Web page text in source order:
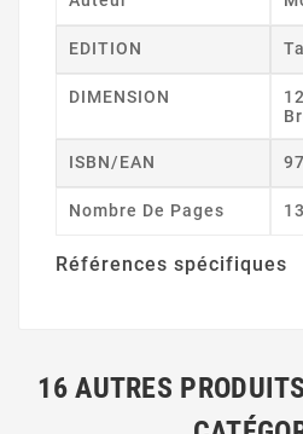
EDITION
DIMENSION
ISBN/EAN
Nombre De Pages
Références spécifiques
16 AUTRES